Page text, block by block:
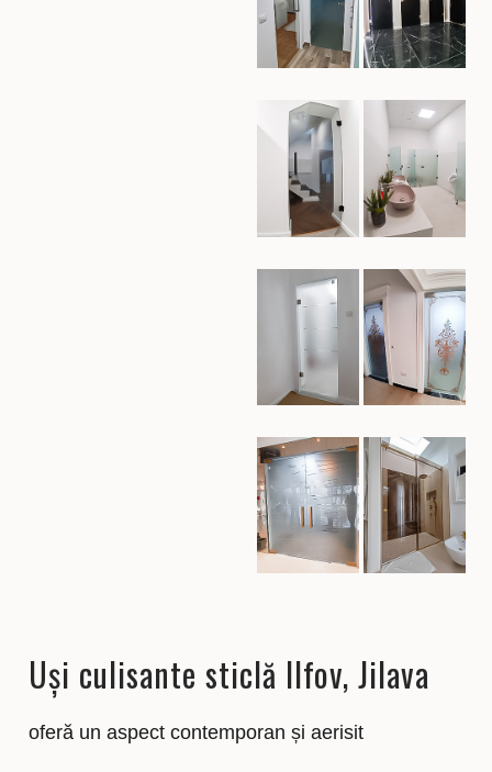
Uși culisante sticlă Ilfov, Jilava
oferă un aspect contemporan și aerisit